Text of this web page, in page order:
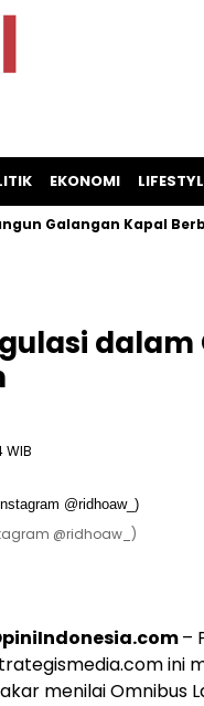
EKONOMI
Galangan Kapal
WIB
@ridhoaw_)
–
ini
menilai Omnibus